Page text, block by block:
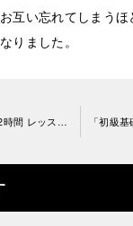
互い忘れてしまう
りました。